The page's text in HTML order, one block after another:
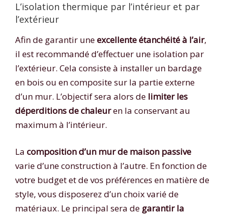
L’isolation thermique par l’intérieur et par
l’extérieur
Afin de garantir uneexcellente étanchéité à l’air,
il est recommandé d’effectuer une isolation par
l’extérieur. Cela consiste à installer un bardage
en bois ou en composite sur la partie externe
d’un mur. L’objectif sera alors de limiter les
déperditions de chaleuren la conservant au
maximum à l’intérieur.
La composition d’un mur de maison passive
varie d’une construction à l’autre. En fonction de
votre budget et de vos préférences en matière de
style, vous disposerez d’un choix varié de
matériaux. Le principal sera de garantir la